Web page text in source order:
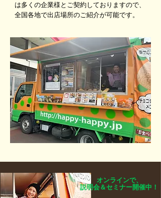
は多くの企業様とご契約しておりますので、
全国各地で出店場所のご紹介が可能です。
オンラインで、
説明会＆セミナー開催中！